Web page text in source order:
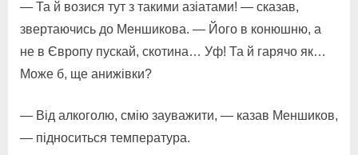
— Та й возися тут з такими азіатами! — сказав,
звертаючись до Меншикова. — Його в конюшню, а
не в Європу пускай, скотина… Уф! Та й гарячо як…
Може б, ще анижівки?
— Від алкоголю, смію зауважити, — казав Меншиков,
— підноситься температура.